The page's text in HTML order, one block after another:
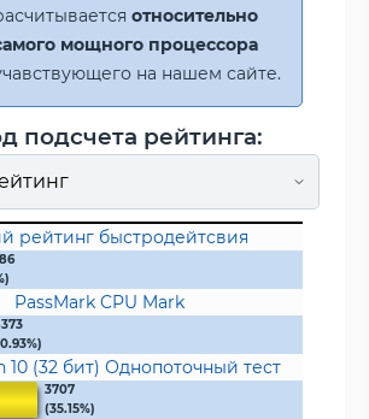
относительно
мощного процессора
на нашем сайте.
подсчета рейтинга:
рейтинг быстродейтсвия
PassMark CPU Mark
10 (32 бит) Однопоточный тест
3707
(35.15%)